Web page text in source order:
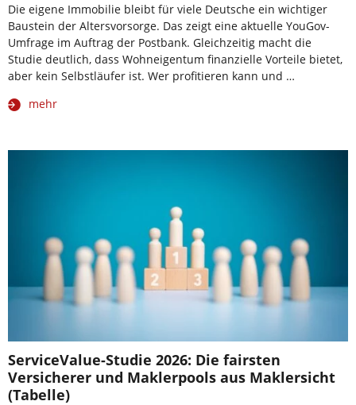
Die eigene Immobilie bleibt für viele Deutsche ein wichtiger
Baustein der Altersvorsorge. Das zeigt eine aktuelle YouGov-
Umfrage im Auftrag der Postbank. Gleichzeitig macht die
Studie deutlich, dass Wohneigentum finanzielle Vorteile bietet,
aber kein Selbstläufer ist. Wer profitieren kann und …
mehr
ServiceValue-Studie 2026: Die fairsten
Versicherer und Maklerpools aus Maklersicht
(Tabelle)